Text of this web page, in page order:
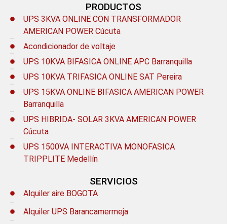
PRODUCTOS
UPS 3KVA ONLINE CON TRANSFORMADOR
AMERICAN POWER Cúcuta
Acondicionador de voltaje
UPS 10KVA BIFASICA ONLINE APC Barranquilla
UPS 10KVA TRIFASICA ONLINE SAT Pereira
UPS 15KVA ONLINE BIFASICA AMERICAN POWER
Barranquilla
UPS HIBRIDA- SOLAR 3KVA AMERICAN POWER
Cúcuta
UPS 1500VA INTERACTIVA MONOFASICA
TRIPPLITE Medellín
SERVICIOS
Alquiler aire BOGOTA
Alquiler UPS Barancamermeja